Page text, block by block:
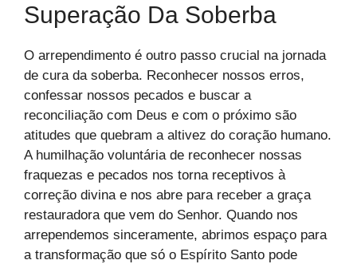
Superação Da Soberba
O arrependimento é outro passo crucial na jornada
de cura da soberba. Reconhecer nossos erros,
confessar nossos pecados e buscar a
reconciliação com Deus e com o próximo são
atitudes que quebram a altivez do coração humano.
A humilhação voluntária de reconhecer nossas
fraquezas e pecados nos torna receptivos à
correção divina e nos abre para receber a graça
restauradora que vem do Senhor. Quando nos
arrependemos sinceramente, abrimos espaço para
a transformação que só o Espírito Santo pode